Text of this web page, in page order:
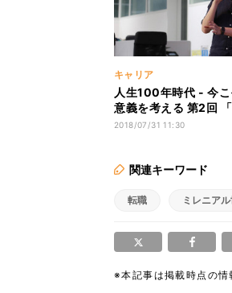
キャリア
人生100年時代 - 今こ
意義を考える 第2回
ランス」黒田さん -
2018/07/31 11:30
関連キーワード
転職 ミレニア
※本記事は掲載時点の情